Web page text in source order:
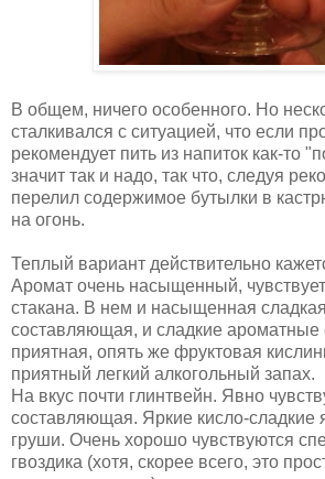
В общем, ничего особенного. Но
сталкивался с ситуацией, что если
рекомендует пить из напиток как-то
значит так и надо, так что, следуя
перелил содержимое бутылки в
на огонь.
Теплый вариант действительно
Аромат очень насыщенный,
стакана. В нем и насыщенная
составляющая, и сладкие ароматные
приятная, опять же фруктовая
приятный легкий алкогольный запах.
На вкус почти глинтвейн. Явно
составляющая. Яркие кисло-сладкие
груши. Очень хорошо чувствуются
гвоздика (хотя, скорее всего, это